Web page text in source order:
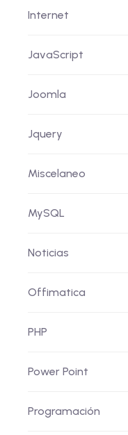
Internet
JavaScript
Joomla
Jquery
Miscelaneo
MySQL
Noticias
Offimatica
PHP
Power Point
Programación